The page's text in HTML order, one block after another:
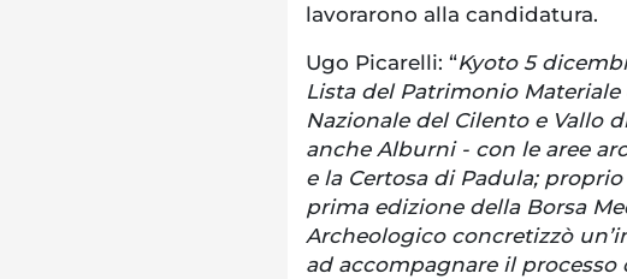
lavorarono alla candidatura.
Ugo Picarelli: “Kyoto 5
Lista del Patrimonio Materiale
Nazionale del Cilento e Vallo
anche Alburni - con le aree
e la Certosa di Padula;
prima edizione della Borsa
Archeologico concretizzò
ad accompagnare il